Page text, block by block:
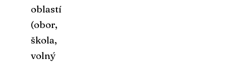
oblastí
(obor,
škola,
volný